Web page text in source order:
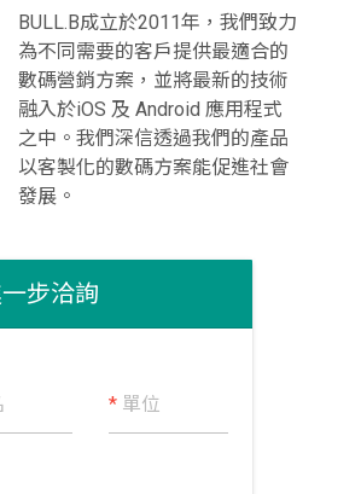
BULL.B成立於2011年，我們致力
為不同需要的客戶提供最適合的
數碼營銷方案，並將最新的技術
融入於iOS 及 Android 應用程式
之中。我們深信透過我們的產品
以客製化的數碼方案能促進社會
發展。
步洽詢
* 單位